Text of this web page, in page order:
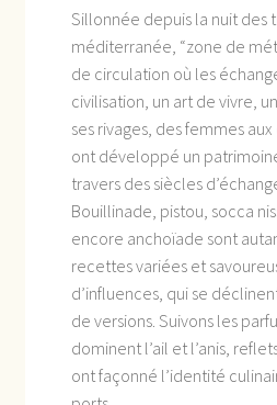
Sillonnée depuis la nuit des
méditerranée, “zone de
de circulation où les
civilisation, un art de vivre,
ses rivages, des femmes
ont développé un
travers des siècles
Bouillinade, pistou, socca
encore anchoïade sont
recettes variées et
d’influences, qui se
de versions. Suivons les
dominent l’ail et l’anis,
ont façonné l’identité